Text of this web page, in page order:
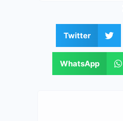
Twitter
WhatsApp